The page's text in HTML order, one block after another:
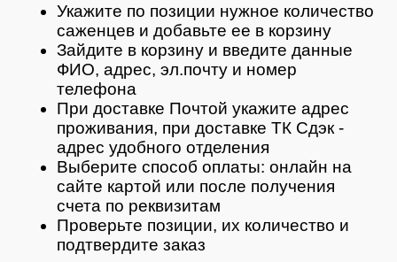
Укажите по позиции нужное количество
саженцев и добавьте ее в корзину
Зайдите в корзину и введите данные
ФИО, адрес, эл.почту и номер
телефона
При доставке Почтой укажите адрес
проживания, при доставке ТК Сдэк -
адрес удобного отделения
Выберите способ оплаты: онлайн на
сайте картой или после получения
счета по реквизитам
Проверьте позиции, их количество и
подтвердите заказ